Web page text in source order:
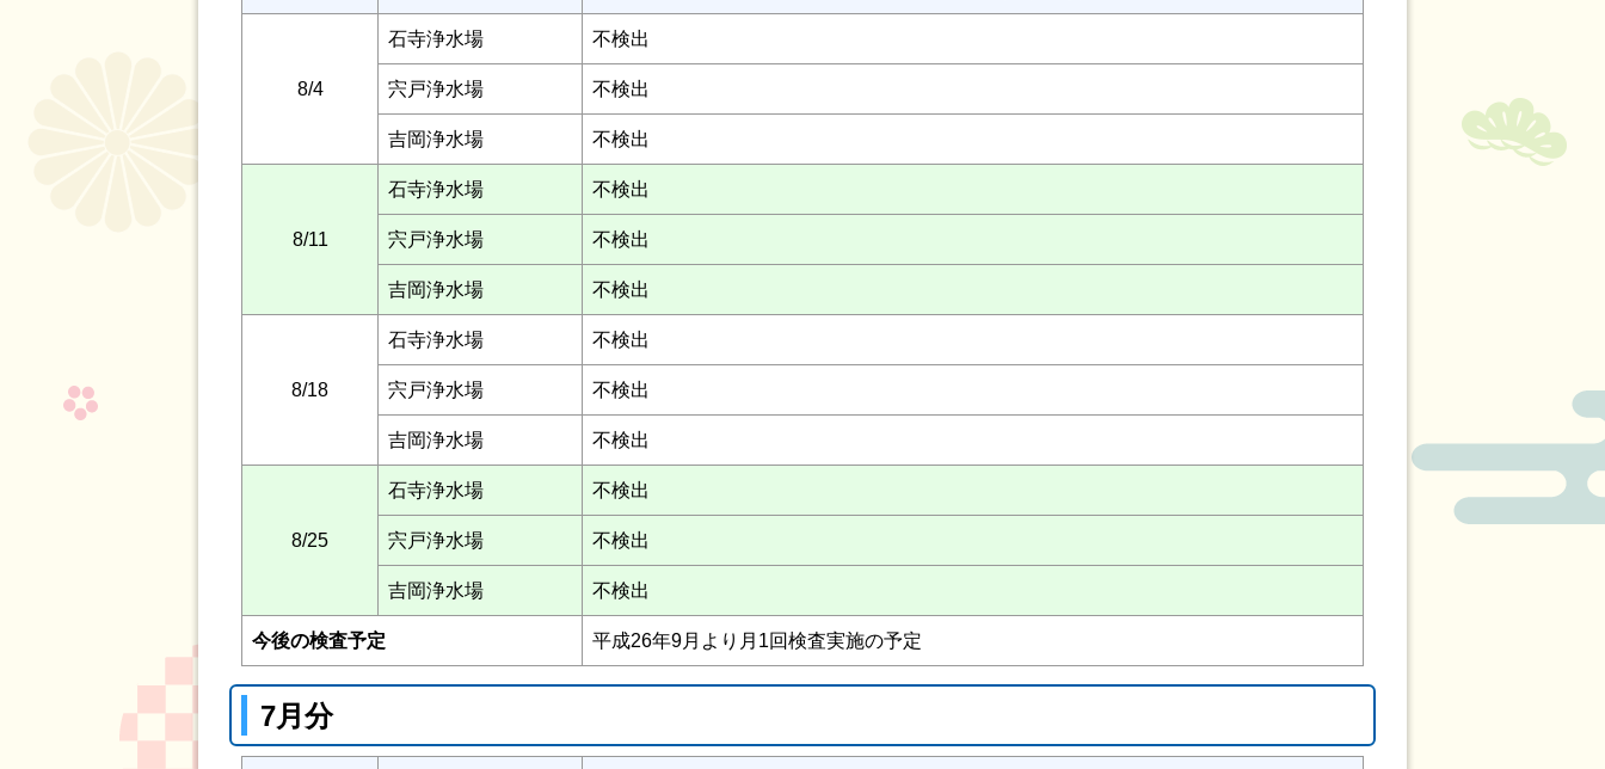
8/4
石寺浄水場 不検出
宍戸浄水場 不検出
吉岡浄水場 不検出
8/11
石寺浄水場 不検出
宍戸浄水場 不検出
吉岡浄水場 不検出
8/18
石寺浄水場 不検出
宍戸浄水場 不検出
吉岡浄水場 不検出
8/25
石寺浄水場 不検出
宍戸浄水場 不検出
吉岡浄水場 不検出
今後の検査予定 平成26年9月より月1回検査実施の予定
7月分